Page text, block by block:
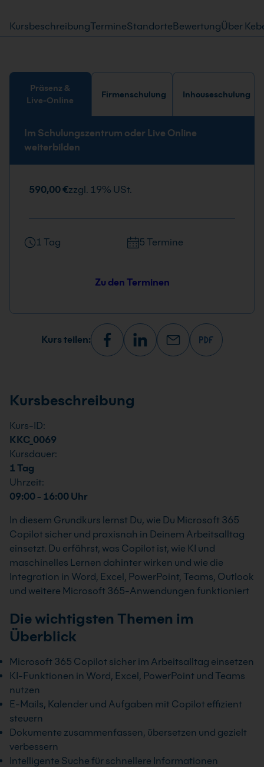
KursbeschreibungTermineStandorteBewertungÜber
Präsenz &
Live-Online
Firmenschulung Inhouseschulung
Im Schulungszentrum oder Live Online
weiterbilden
590,00 €zzgl. 19% USt.
1 Tag 5 Termine
Zu den Terminen
Kurs teilen:
Kursbeschreibung
Kurs-ID:
KKC_0069
Kursdauer:
1 Tag
Uhrzeit:
09:00 - 16:00 Uhr
In diesem Grundkurs lernst Du, wie Du Microsoft 365
Copilot sicher und praxisnah in Deinem Arbeitsalltag
einsetzt. Du erfährst, was Copilot ist, wie KI und
maschinelles Lernen dahinter wirken und wie die
Integration in Word, Excel, PowerPoint, Teams, Outlook
und weitere Microsoft 365-Anwendungen funktioniert
Die wichtigsten Themen im
Überblick
Microsoft 365 Copilot sicher im Arbeitsalltag einsetzen
KI-Funktionen in Word, Excel, PowerPoint und Teams
nutzen
E-Mails, Kalender und Aufgaben mit Copilot effizient
steuern
Dokumente zusammenfassen, übersetzen und gezielt
verbessern
Intelligente Suche für schnellere Informationen